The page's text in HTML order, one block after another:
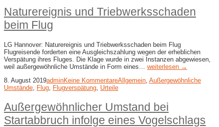
Naturereignis und Triebwerksschaden
beim Flug
LG Hannover: Naturereignis und Triebwerksschaden beim Flug
Flugreisende forderten eine Ausgleichszahlung wegen der erheblichen
Verspätung ihres Fluges. Die Klage wurde in zwei Instanzen abgewiesen,
weil außergewöhnliche Umstände in Form eines… weiterlesen →
8. August 2019adminKeine KommentareAllgemein Außergewöhnliche
Umstände Flug Flugverspätung Urteile
Außergewöhnlicher Umstand bei
Startabbruch infolge eines Vogelschlags